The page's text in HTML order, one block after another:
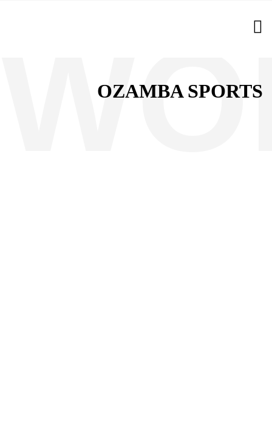
OZAMBA SPORTS